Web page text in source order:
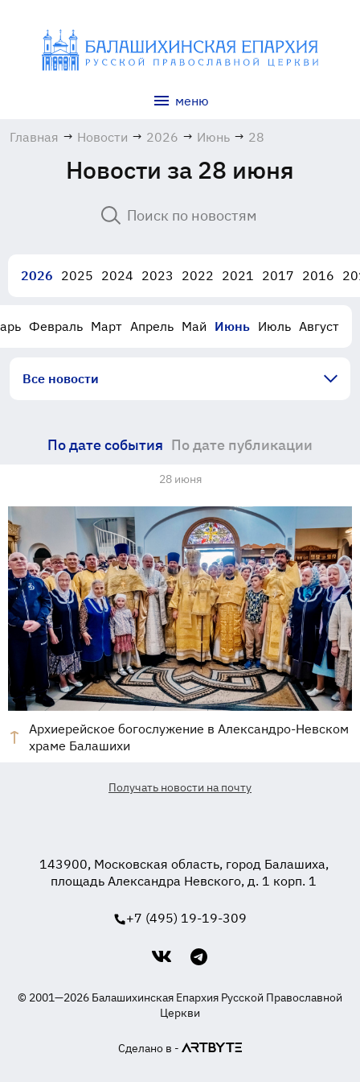
меню
Главная → Новости → 2026 → Июнь → 28
Новости за 28 июня
2026 2025 2024 2023 2022 2021 2017 2016
Февраль Март Апрель Май Июнь Июль Август
Все новости
По дате события По дате публикации
28 июня
Архиерейское богослужение в Александро-Невском
храме Балашихи
Получать новости на почту
143900, Московская область, город Балашиха,
площадь Александра Невского, д. 1 корп. 1
+7 (495) 19-19-309
© 2001—2026 Балашихинская Епархия Русской Православной
Церкви
Сделано в -